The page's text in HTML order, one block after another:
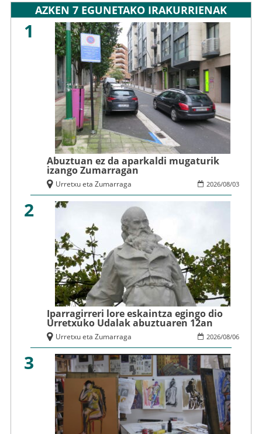
AZKEN 7 EGUNETAKO IRAKURRIENAK
1
Abuztuan ez da aparkaldi mugaturik
izango Zumarragan
2026/08/03
Urretxu eta Zumarraga
2
Iparragirreri lore eskaintza egingo dio
Urretxuko Udalak abuztuaren 12an
2026/08/06
Urretxu eta Zumarraga
3